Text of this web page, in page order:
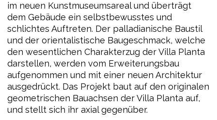
im neuen Kunstmuseumsareal und überträgt
dem Gebäude ein selbstbewusstes und
schlichtes Auftreten. Der palladianische Baustil
und der orientalistische Baugeschmack, welche
den wesentlichen Charakterzug der Villa Planta
darstellen, werden vom Erweiterungsbau
aufgenommen und mit einer neuen Architektur
ausgedrückt. Das Projekt baut auf den originalen
geometrischen Bauachsen der Villa Planta auf,
und stellt sich ihr axial gegenüber.